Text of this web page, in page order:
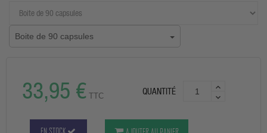
Boite de 90 capsules
33,95 € TTC QUANTITÉ